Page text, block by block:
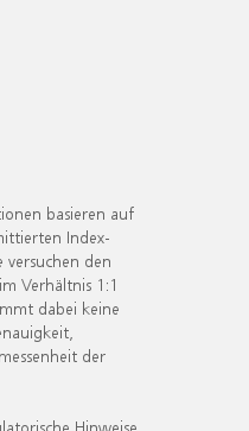
basieren auf
Index-
versuchen den
Verhältnis 1:1
dabei keine
der